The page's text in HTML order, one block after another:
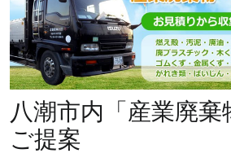
八潮市内「産業廃棄
ご提案